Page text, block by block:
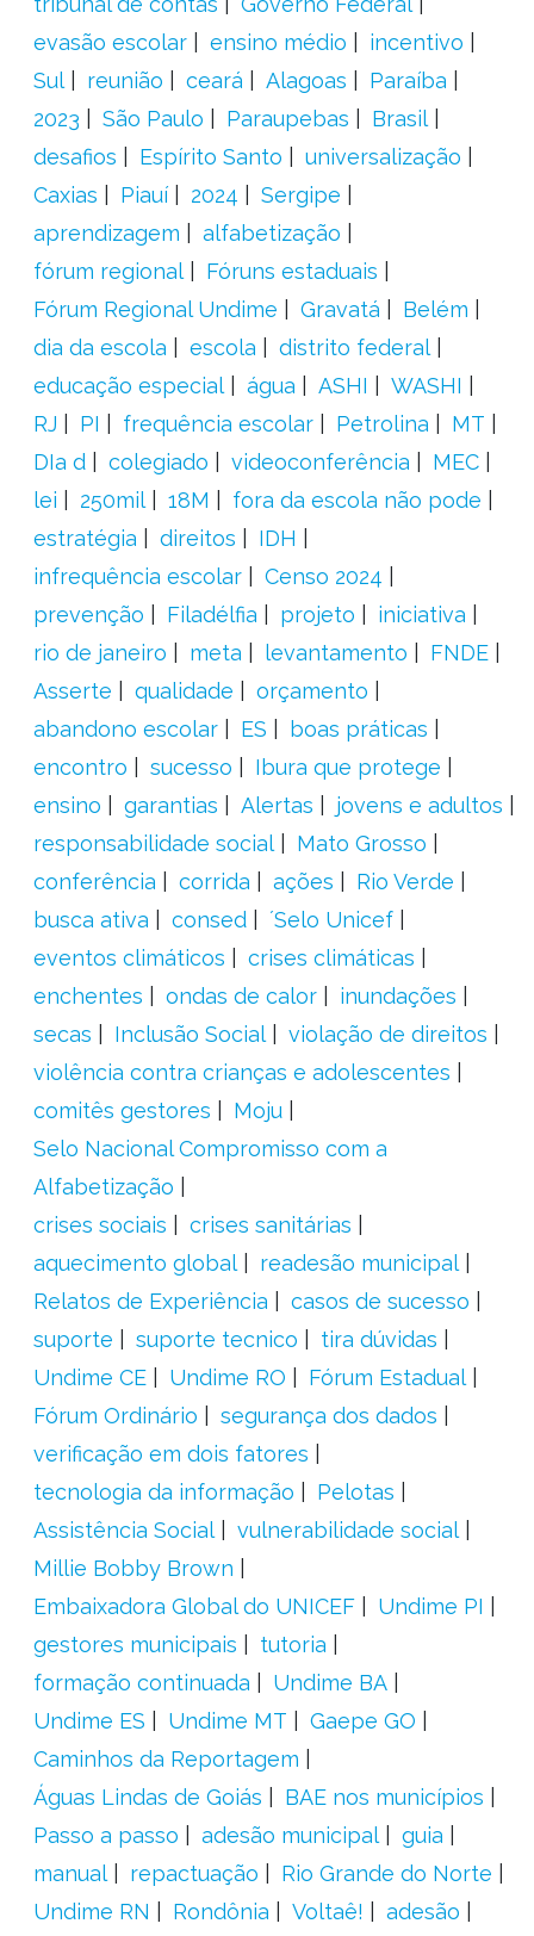
evasão escolar
ensino médio
incentivo
Sul
reunião ceará Alagoas
Paraíba
2023
São Paulo Paraupebas
Brasil
desafios
Espírito Santo
universalização
Caxias
Piauí 2024
Sergipe
aprendizagem
alfabetização
fórum regional
Fóruns estaduais
Fórum Regional Undime
Gravatá
Belém
dia da escola
escola
distrito federal
educação especial
água ASHI
WASHI
RJ
PI frequência escolar Petrolina
MT
DIa d
colegiado videoconferência
MEC
lei
250mil 18M
fora da escola não pode
estratégia
direitos
IDH
infrequência escolar
Censo 2024
prevenção
Filadélfia projeto
iniciativa
rio de janeiro
meta levantamento
FNDE
Asserte
qualidade
orçamento
abandono escolar
ES
boas práticas
encontro
sucesso
Ibura que protege
ensino
garantias Alertas
jovens e adultos
responsabilidade social
Mato Grosso
conferência
corrida ações
Rio Verde
busca ativa
consed
´Selo Unicef
eventos climáticos
crises climáticas
enchentes
ondas de calor
inundações
secas
Inclusão Social
violação de direitos
violência contra crianças e adolescentes
comitês gestores
Moju
Selo Nacional Compromisso com a
Alfabetização
crises sociais
crises sanitárias
aquecimento global
readesão municipal
Relatos de Experiência
casos de sucesso
suporte
suporte tecnico
tira dúvidas
Undime CE
Undime RO
Fórum Estadual
Fórum Ordinário
segurança dos dados
verificação em dois fatores
tecnologia da informação
Pelotas
Assistência Social
vulnerabilidade social
Millie Bobby Brown
Embaixadora Global do UNICEF
Undime PI
gestores municipais
tutoria
formação continuada
Undime BA
Undime ES
Undime MT
Gaepe GO
Caminhos da Reportagem
Águas Lindas de Goiás
BAE nos municípios
Passo a passo
adesão municipal
guia
manual
repactuação
Rio Grande do Norte
Undime RN
Rondônia Voltaê!
adesão